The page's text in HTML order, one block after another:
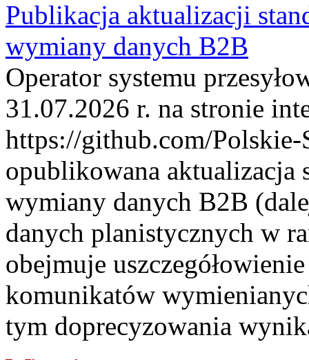
Publikacja aktualizacji
wymiany danych B2B
Operator systemu
31.07.2026 r. na stronie
https://github.com/Polskie-
opublikowana aktualizacja
wymiany danych B2B
danych planistycznych w
obejmuje
komunikatów
tym doprecyzowania